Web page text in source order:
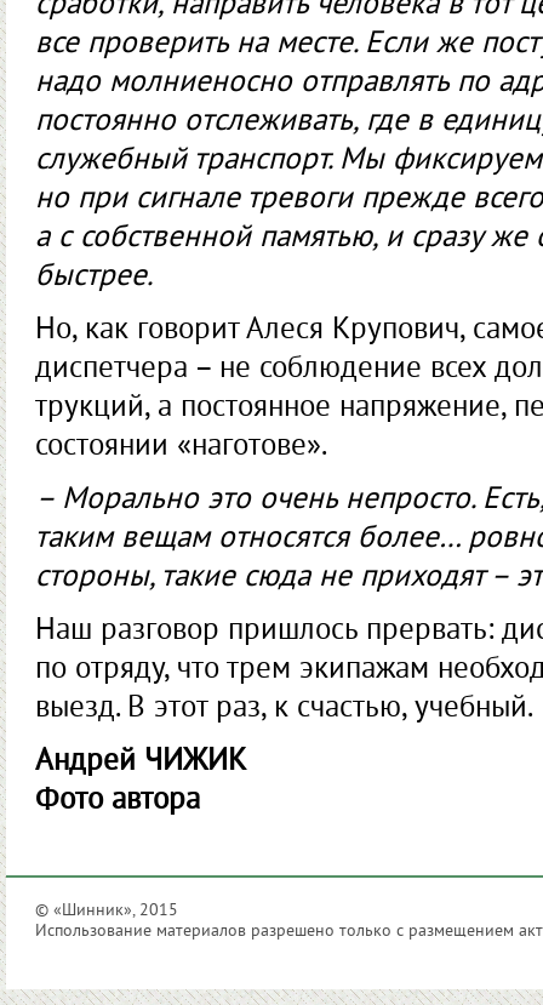
все проверить на месте. Если же
надо молниеносно отправлять по
постоян­но отслеживать, где в
служебный транспорт. Мы
но при сигнале тревоги прежде
а с собственной памятью, и сразу же
быстрее.
Но, как говорит Алеся Крупович,
диспетчера – не соблюдение всех
трукций, а постоянное напряжение,
состоянии «наготове».
– Морально это очень непросто.
таким вещам относятся более…
стороны, такие сюда не приходят –
Наш разговор пришлось прервать:
по отряду, что трем экипажам
выезд. В этот раз, к счастью, учебный.
Андрей ЧИЖИК
Фото автора
© «Шинник», 2015
Использование материалов разрешено только с размещением